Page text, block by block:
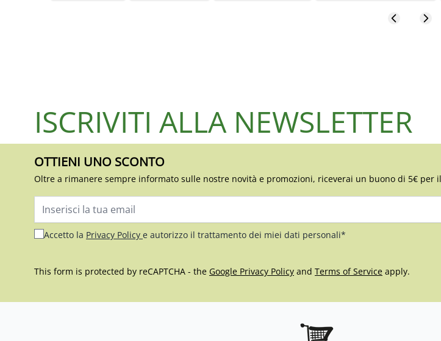
ISCRIVITI ALLA NEWSLETTER
OTTIENI UNO SCONTO
Oltre a rimanere sempre informato sulle nostre novità e promozioni, riceverai un buono di 5€ per
Indirizzo email
Accetto la Privacy Policy e autorizzo il trattamento dei miei dati personali*
This form is protected by reCAPTCHA - the Google Privacy Policy and Terms of Service apply.